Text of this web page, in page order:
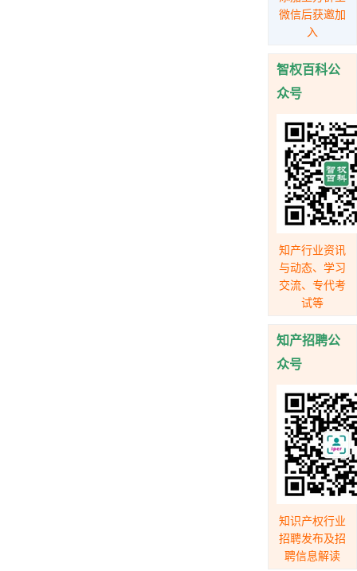
微信后获邀加
入
智权百科公
众号
知产行业资讯
与动态、学习
交流、专代考
试等
知产招聘公
众号
知识产权行业
招聘发布及招
聘信息解读